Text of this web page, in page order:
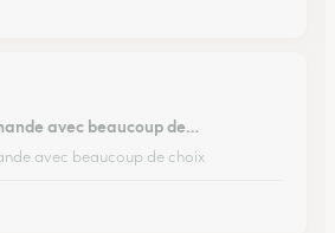
avec beaucoup de…
avec beaucoup de choix